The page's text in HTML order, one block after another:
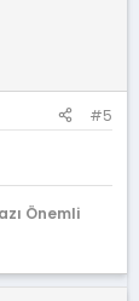
#5
Önemli